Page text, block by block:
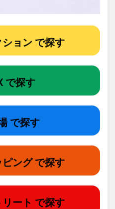
ション で探す
で探す
で探す
ング で探す
ート で探す